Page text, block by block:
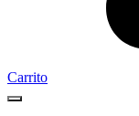
Carrito